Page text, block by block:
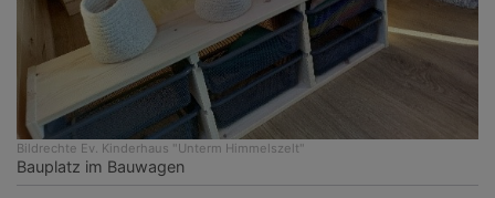
Bildrechte Ev. Kinderhaus "Unterm Himmelszelt"
Bauplatz im Bauwagen